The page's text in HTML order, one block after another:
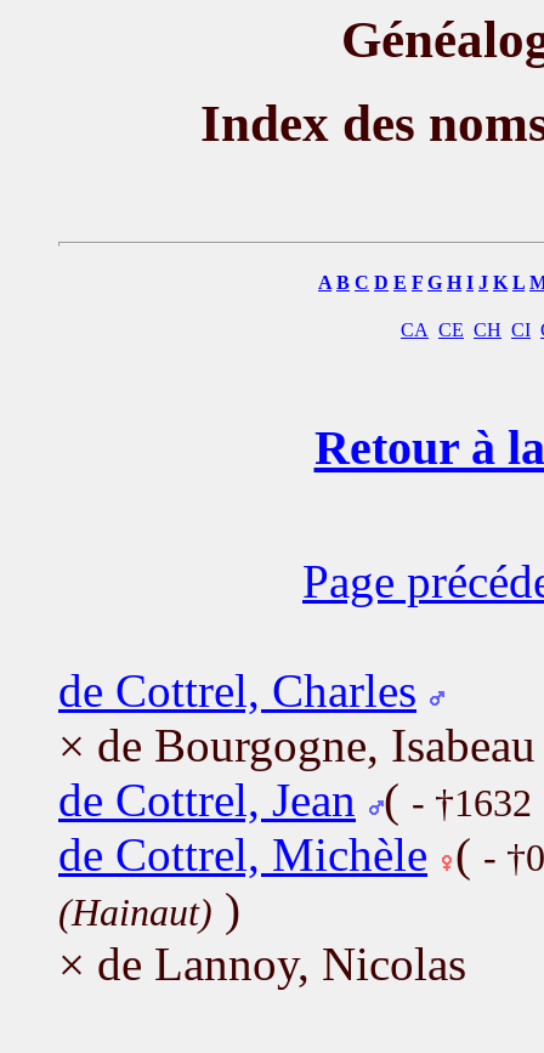
Index des
A B C D E F G H I J K L
CA CE CH CI
Retour à
Page
de Cottrel, Charles
× de Bourgogne, Isabeau
de Cottrel, Jean
( - †1632
de Cottrel, Michèle ( -
(Hainaut) )
× de Lannoy, Nicolas